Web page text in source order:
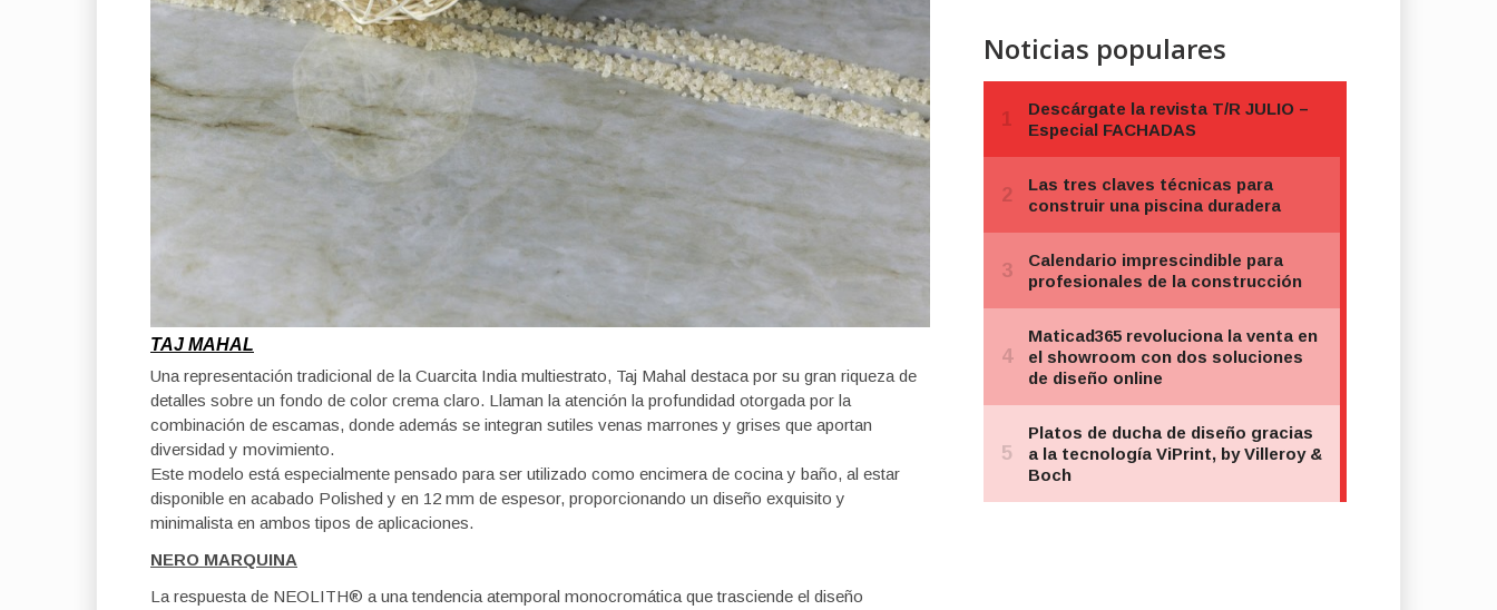
TAJ MAHAL
Una representación tradicional de la Cuarcita India multiestrato, Taj Mahal destaca por su gran riqueza de
detalles sobre un fondo de color crema claro. Llaman la atención la profundidad otorgada por la
combinación de escamas, donde además se integran sutiles venas marrones y grises que aportan
diversidad y movimiento.
Este modelo está especialmente pensado para ser utilizado como encimera de cocina y baño, al estar
disponible en acabado Polished y en 12 mm de espesor, proporcionando un diseño exquisito y
minimalista en ambos tipos de aplicaciones.
NERO MARQUINA
La respuesta de NEOLITH® a una tendencia atemporal monocromática que trasciende el diseño
Noticias populares